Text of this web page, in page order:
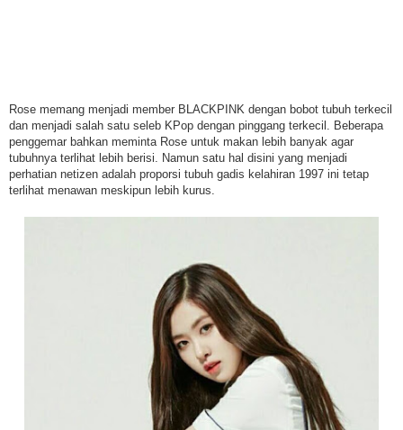
Rose memang menjadi member BLACKPINK dengan bobot tubuh terkecil
dan menjadi salah satu seleb KPop dengan pinggang terkecil. Beberapa
penggemar bahkan meminta Rose untuk makan lebih banyak agar
tubuhnya terlihat lebih berisi. Namun satu hal disini yang menjadi
perhatian netizen adalah proporsi tubuh gadis kelahiran 1997 ini tetap
terlihat menawan meskipun lebih kurus.